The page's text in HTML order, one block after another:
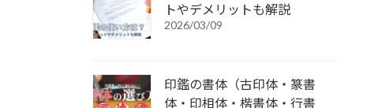
トやデメリットも解説
2026/03/09
印鑑の書体（古印体・篆書
体・印相体・楷書体・行書